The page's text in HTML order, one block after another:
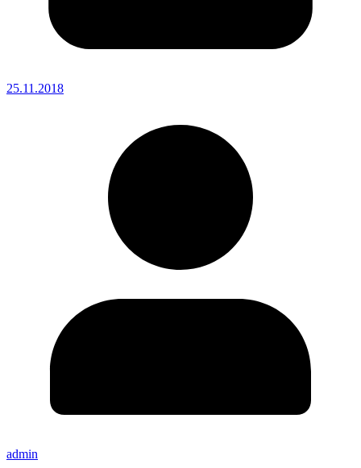
25.11.2018
admin